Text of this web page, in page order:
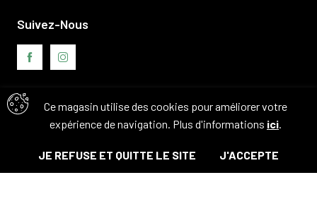
Ce magasin utilise des cookies pour améliorer votre
expérience de navigation. Plus d'informations ici.
JE REFUSE ET QUITTE LE SITE J'ACCEPTE
Suivez-Nous
Avis clients
© Tous droits réservés. 2026 - Camouflage 83